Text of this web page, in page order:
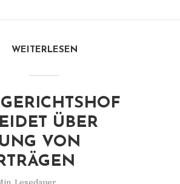
WEITERLESEN
ÜBER
VON